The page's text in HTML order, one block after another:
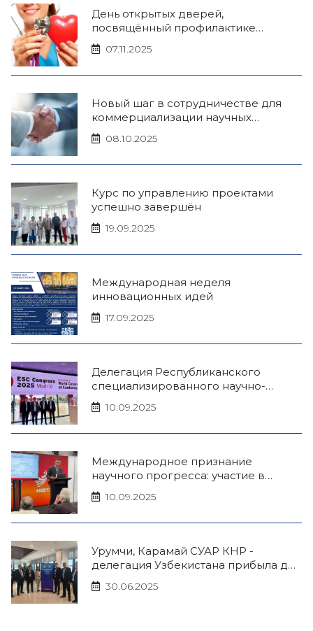
День открытых дверей,
посвящённый профилактике
сердечно-сосудистых заболеваний
07.11.2025
Новый шаг в сотрудничестве для
коммерциализации научных
разработок!
08.10.2025
Курс по управлению проектами
успешно завершён
19.09.2025
Международная неделя
инновационных идей
17.09.2025
Делегация Республиканского
специализированного научно-
практического медицинского
центра терапии и медицинской
10.09.2025
Международное признание
научного прогресса: участие в
CSANZ 2025 и ISHR 2025
10.09.2025
Урумчи, Карамай СУАР КНР -
делегация Узбекистана прибыла для
участия в престижном Форуме по
цифровой медицине.
30.06.2025